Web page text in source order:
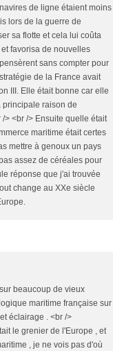
de ligne étaient moins
lors de la guerre de
sa flotte et cela lui coûta
favorisa de nouvelles
sans compter pour
de la France avait
III. Elle était bonne car elle
raison de
> <br /> Ensuite quelle était
maritime était certes
mettre à genoux un pays
assez de céréales pour
réponse que j'ai trouvée
change au XXe siècle
beaucoup de vieux
maritime française sur
éclairage . <br />
le grenier de l'Europe , et
, je ne vois pas d'où